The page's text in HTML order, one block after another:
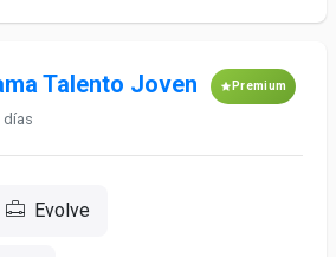
Talento Joven Premium
días
Evolve